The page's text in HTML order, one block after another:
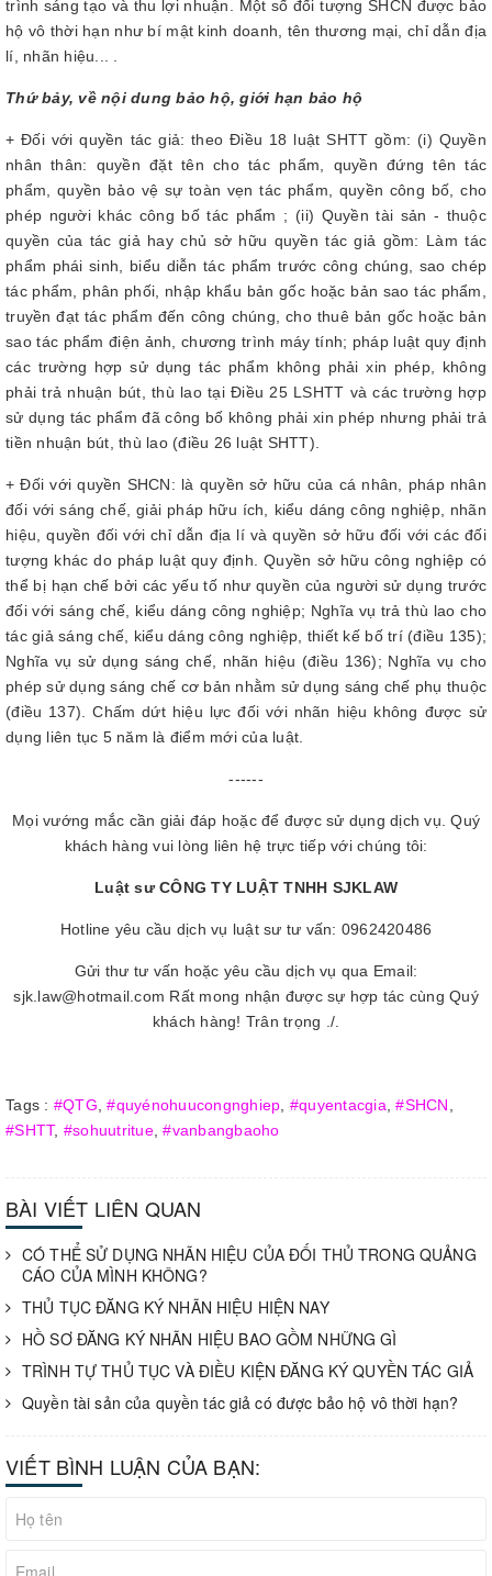
trình sáng tạo và thu lợi nhuận. Một số đối tượng SHCN được bảo
hộ vô thời hạn như bí mật kinh doanh, tên thương mại, chỉ dẫn địa
lí, nhãn hiệu... .
Thứ bảy, về nội dung bảo hộ, giới hạn bảo hộ
+ Đối với quyền tác giả: theo Điều 18 luật SHTT gồm: (i) Quyền
nhân thân: quyền đặt tên cho tác phẩm, quyền đứng tên tác
phẩm, quyền bảo vệ sự toàn vẹn tác phẩm, quyền công bố, cho
phép người khác công bố tác phẩm ; (ii) Quyền tài sản - thuộc
quyền của tác giả hay chủ sở hữu quyền tác giả gồm: Làm tác
phẩm phái sinh, biểu diễn tác phẩm trước công chúng, sao chép
tác phẩm, phân phối, nhập khẩu bản gốc hoặc bản sao tác phẩm,
truyền đạt tác phẩm đến công chúng, cho thuê bản gốc hoặc bản
sao tác phẩm điện ảnh, chương trình máy tính; pháp luật quy định
các trường hợp sử dụng tác phẩm không phải xin phép, không
phải trả nhuận bút, thù lao tại Điều 25 LSHTT và các trường hợp
sử dụng tác phẩm đã công bố không phải xin phép nhưng phải trả
tiền nhuận bút, thù lao (điều 26 luật SHTT).
+ Đối với quyền SHCN: là quyền sở hữu của cá nhân, pháp nhân
đối với sáng chế, giải pháp hữu ích, kiểu dáng công nghiệp, nhãn
hiệu, quyền đối với chỉ dẫn địa lí và quyền sở hữu đối với các đối
tượng khác do pháp luật quy định. Quyền sở hữu công nghiệp có
thể bị hạn chế bởi các yếu tố như quyền của người sử dụng trước
đối với sáng chế, kiểu dáng công nghiệp; Nghĩa vụ trả thù lao cho
tác giả sáng chế, kiểu dáng công nghiệp, thiết kế bố trí (điều 135);
Nghĩa vụ sử dụng sáng chế, nhãn hiệu (điều 136); Nghĩa vụ cho
phép sử dụng sáng chế cơ bản nhằm sử dụng sáng chế phụ thuộc
(điều 137). Chấm dứt hiệu lực đối với nhãn hiệu không được sử
dụng liên tục 5 năm là điểm mới của luật.
------
Mọi vướng mắc cần giải đáp hoặc để được sử dụng dịch vụ. Quý
khách hàng vui lòng liên hệ trực tiếp với chúng tôi:
Luật sư CÔNG TY LUẬT TNHH SJKLAW
Hotline yêu cầu dịch vụ luật sư tư vấn: 0962420486
Gửi thư tư vấn hoặc yêu cầu dịch vụ qua Email:
sjk.law@hotmail.com Rất mong nhận được sự hợp tác cùng Quý
khách hàng! Trân trọng ./.
Tags : #QTG ,#quyénohuucongnghiep #quyentacgia ,#SHCN
#SHTT, #sohuutritue,#vanbangbaoho
BÀI VIẾT LIÊN QUAN
CÓ THỂ SỬ DỤNG NHÃN HIỆU CỦA ĐỐI THỦ TRONG QUẢNG
CÁO CỦA MÌNH KHÔNG?
THỦ TỤC ĐĂNG KÝ NHÃN HIỆU HIỆN NAY
HỒ SƠ ĐĂNG KÝ NHÃN HIỆU BAO GỒM NHỮNG GÌ
TRÌNH TỰ THỦ TỤC VÀ ĐIỀU KIỆN ĐĂNG KÝ QUYỀN TÁC GIẢ
Quyền tài sản của quyền tác giả có được bảo hộ vô thời hạn?
VIẾT BÌNH LUẬN CỦA BẠN: